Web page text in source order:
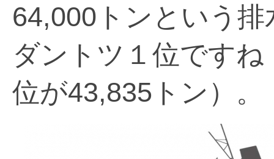
64,000トンという
ダントツ１位です
位が43,835トン）。